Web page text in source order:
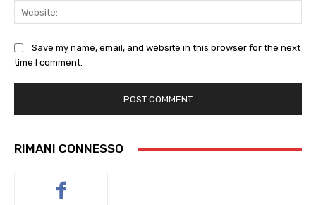
Save my name, email, and website in this browser for the next
time I comment.
RIMANI CONNESSO